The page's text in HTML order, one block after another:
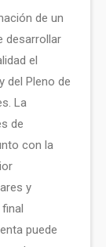
de un
desarrollar
el
del Pleno de
La
de
con la
y
puede